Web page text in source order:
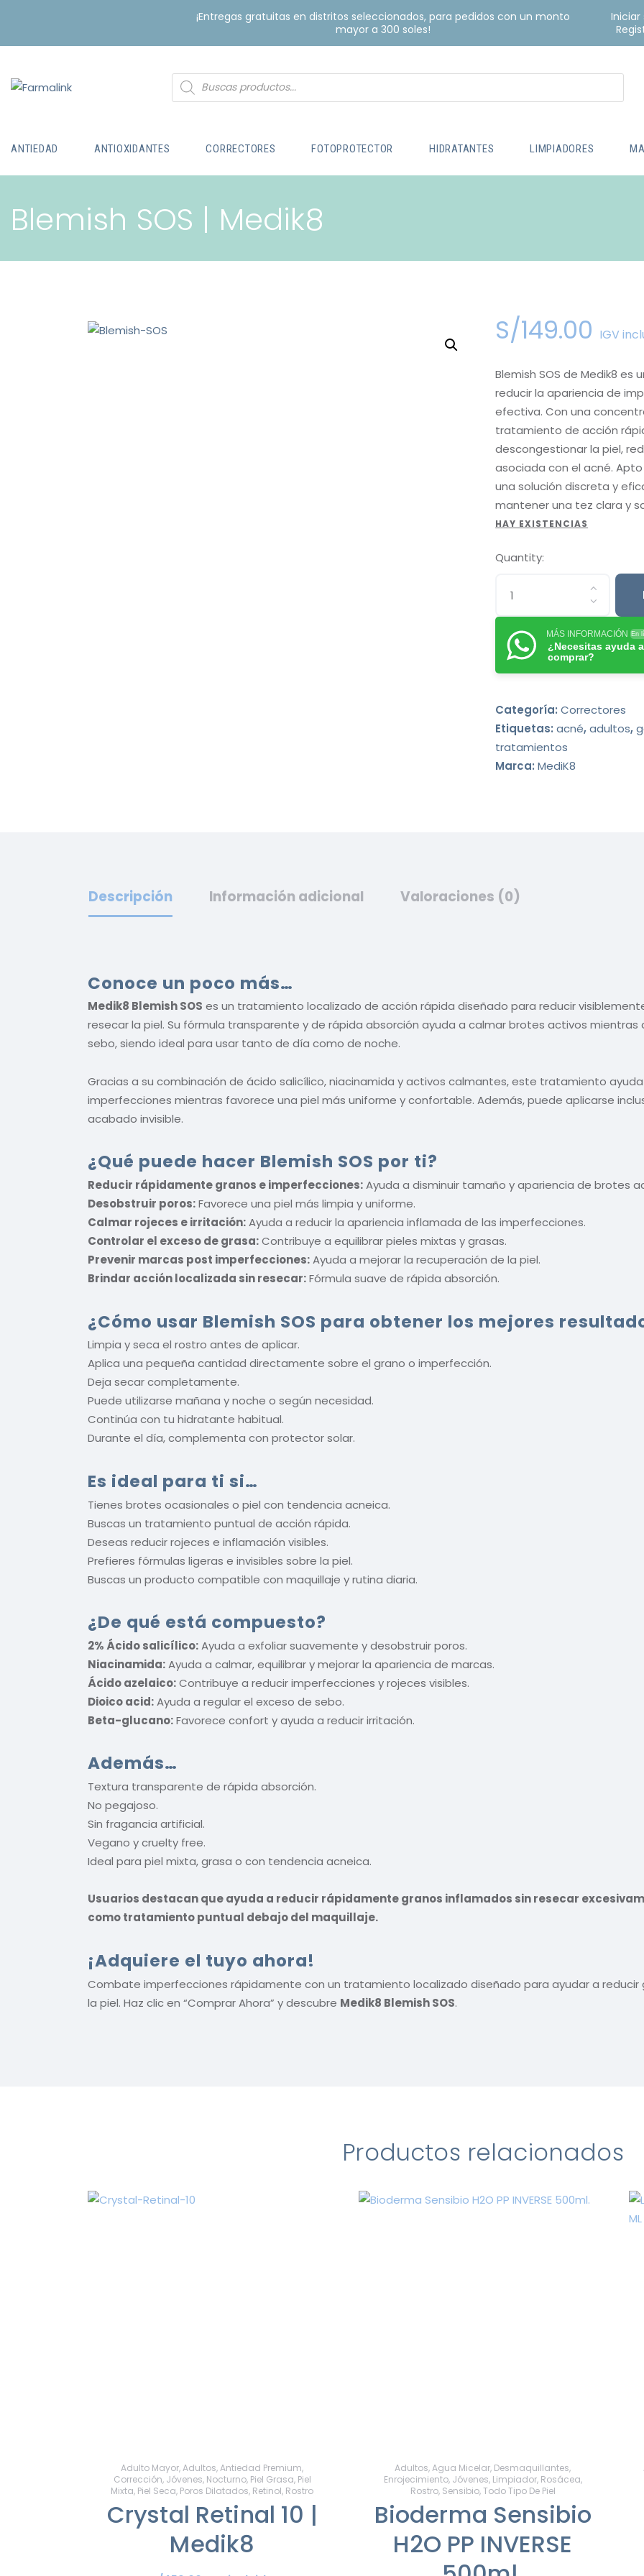
¡Entregas gratuitas en distritos seleccionados, para pedidos con un monto
mayor a 300 soles!
Iniciar
ANTIEDAD ANTIOXIDANTES CORRECTORES FOTOPROTECTOR HIDRATANTES LIMPIADORES
Blemish SOS | Medik8
S/149.00 IGV
Blemish SOS de Medik8
reducir la apariencia de
efectiva. Con una
tratamiento de acción
descongestionar la piel,
asociada con el acné.
una solución discreta y
mantener una tez clara y
HAY EXISTENCIAS
Quantity:
MÁS INFORMACIÓN En
¿Necesitas ayuda
comprar?
Categoría:Correctores
Etiquetas:acné,adultos,
tratamientos
Marca:MediK8
Descripción Información adicional Valoraciones (0)
Conoce un poco más…
Medik8 Blemish SOS es un tratamiento localizado de acción rápida diseñado para reducir
resecar la piel. Su fórmula transparente y de rápida absorción ayuda a calmar brotes activos
sebo, siendo ideal para usar tanto de día como de noche.
Gracias a su combinación de ácido salicílico, niacinamida y activos calmantes, este tratamiento
imperfecciones mientras favorece una piel más uniforme y confortable. Además, puede aplicarse
acabado invisible.
¿Qué puede hacer Blemish SOS por ti?
Reducir rápidamente granos e imperfecciones:Ayuda a disminuir tamaño y apariencia de brotes
Desobstruir poros:Favorece una piel más limpia y uniforme.
Calmar rojeces e irritación:Ayuda a reducir la apariencia inflamada de las imperfecciones.
Controlar el exceso de grasa:Contribuye a equilibrar pieles mixtas y grasas.
Prevenir marcas post imperfecciones:Ayuda a mejorar la recuperación de la piel.
Brindar acción localizada sin resecar:Fórmula suave de rápida absorción.
¿Cómo usar Blemish SOS para obtener los mejores
Limpia y seca el rostro antes de aplicar.
Aplica una pequeña cantidad directamente sobre el grano o imperfección.
Deja secar completamente.
Puede utilizarse mañana y noche o según necesidad.
Continúa con tu hidratante habitual.
Durante el día, complementa con protector solar.
Es ideal para ti si…
Tienes brotes ocasionales o piel con tendencia acneica.
Buscas un tratamiento puntual de acción rápida.
Deseas reducir rojeces e inflamación visibles.
Prefieres fórmulas ligeras e invisibles sobre la piel.
Buscas un producto compatible con maquillaje y rutina diaria.
¿De qué está compuesto?
2% Ácido salicílico:Ayuda a exfoliar suavemente y desobstruir poros.
Niacinamida:Ayuda a calmar, equilibrar y mejorar la apariencia de marcas.
Ácido azelaico:Contribuye a reducir imperfecciones y rojeces visibles.
Dioico acid:Ayuda a regular el exceso de sebo.
Beta-glucano:Favorece confort y ayuda a reducir irritación.
Además…
Textura transparente de rápida absorción.
No pegajoso.
Sin fragancia artificial.
Vegano y cruelty free.
Ideal para piel mixta, grasa o con tendencia acneica.
Usuarios destacan que ayuda a reducir rápidamente granos inflamados sin resecar
como tratamiento puntual debajo del maquillaje.
¡Adquiere el tuyo ahora!
Combate imperfecciones rápidamente con un tratamiento localizado diseñado para ayudar a reducir
la piel. Haz clic en “Comprar Ahora” y descubre Medik8 Blemish SOS.
Productos relacionados
Adulto Mayor,Adultos,Antiedad Premium,
Corrección, Jóvenes, Nocturno, Piel Grasa, Piel
Mixta, Piel Seca, Poros Dilatados, Retinol, Rostro
Crystal Retinal 10 |
Medik8
Adultos,Agua Micelar, Desmaquillantes,
Enrojecimiento, Jóvenes, Limpiador, Rosácea,
Rostro, Sensibio,Todo Tipo De Piel
Bioderma Sensibio
H2O PP INVERSE